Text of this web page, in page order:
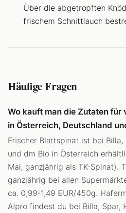
Über die abgetropften
frischem Schnittlauch
Häufige Fragen
Wo kauft man die Zutaten für
in Österreich, Deutschland
Frischer Blattspinat ist bei Billa,
und dm Bio in Österreich
Mai, ganzjährig als TK-Spinat).
ganzjährig bei allen
ca. 0,99-1,49 EUR/450g.
Alpro findest du bei Billa, Spar,